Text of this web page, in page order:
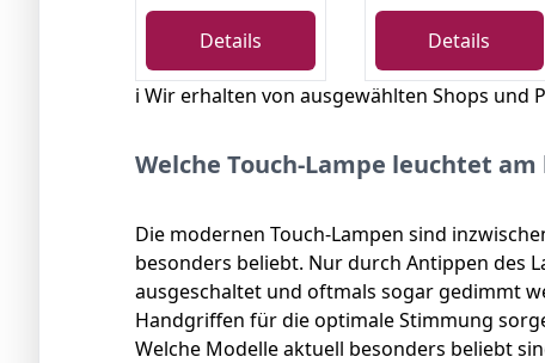
Details Details
ℹ️ Wir erhalten von ausgewählten Shops und
Welche Touch-Lampe leuchtet
Die modernen Touch-Lampen sind
besonders beliebt. Nur durch Antippen des
ausgeschaltet und oftmals sogar gedimmt
Handgriffen für die optimale Stimmung
Welche Modelle aktuell besonders beliebt